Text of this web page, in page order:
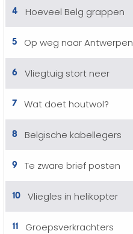
4 Hoeveel Belg grappen
5 Op weg naar Antwerpen
6 Vliegtuig stort neer
7 Wat doet houtwol?
8 Belgische kabellegers
9 Te zware brief posten
10 Vliegles in helikopter
11 Groepsverkrachters